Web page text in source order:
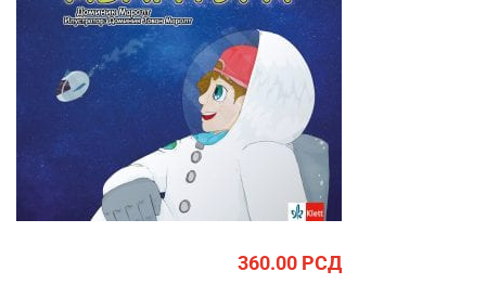
360.00 РСД